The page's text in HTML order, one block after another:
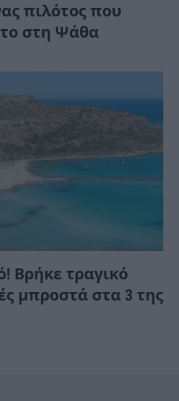
πιλότος που
στη Ψάθα
Βρήκε τραγικό
μπροστά στα 3 της